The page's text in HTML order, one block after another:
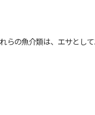
の魚介類は、エサとして